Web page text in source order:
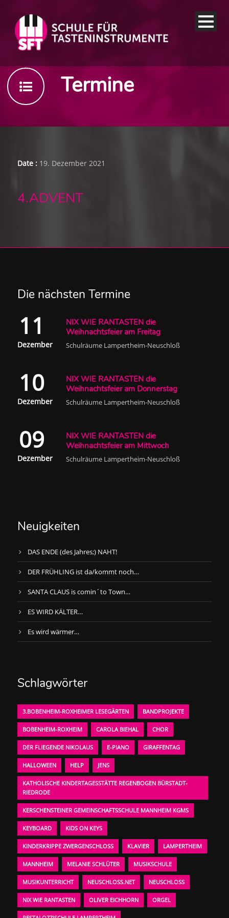
Termine
Date : 19. Dezember 2021
4.ADVENT
Die nächsten Termine
11
Dezember
NIX WIE RANTASTEN die
Weihnachtsfeier am Freitag
Schulräume Lampertheim-Neuschloß
10
Dezember
NIX WIE RANTASTEN die
Weihnachtsfeier am Donnerstag
Schulräume Lampertheim-Neuschloß
09
Dezember
NIX WIE RANTASTEN die
Weihnachtsfeier am Mittwoch
Schulräume Lampertheim-Neuschloß
Neuigkeiten
DAS ENDE (des Jahres;) NAHT!
DER FRÜHLING ist da/kommt noch…
SANTA CLAUS is comin´to Town…
ES WIRD KÄLTER…
Es wird wärmer…
Schlagwörter
3.BOBENHEIM-ROXHEIMER LESEGÄRTEN BANDPROJEKTE
BOBENHEIM-ROXHEIM CAROLA BIEHAL CHOR
DER FLIEGENDE NIKOLAUS E-PIANO GIRAFFENTAG
HALLOWEEN HELP JENS
KATHOLISCHE KINDERTAGESSTÄTTE REGENBOGEN BÜRSTADT-
RIEDRODE
KERSCHENSTEINER GEMEINSCHAFTSSCHULE MANNHEIM KGMS
KEYBOARD KIDS ON KEYS
KINDERKRIPPE ZWERGENSCHLOSS KLAVIER LAMPERTHEIM
MANNHEIM MELANIE SCHLÜTER MUSIKSCHULE
MUSIKUNTERRICHT NEUSCHLOSS.NET NEUSCHLOSS
NIX WIE RANTASTEN OLIVER EICHHORN ORGEL